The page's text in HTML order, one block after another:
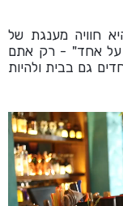
חוויה מענגת של
על אחד" - רק אתם
גם בבית ולהיות